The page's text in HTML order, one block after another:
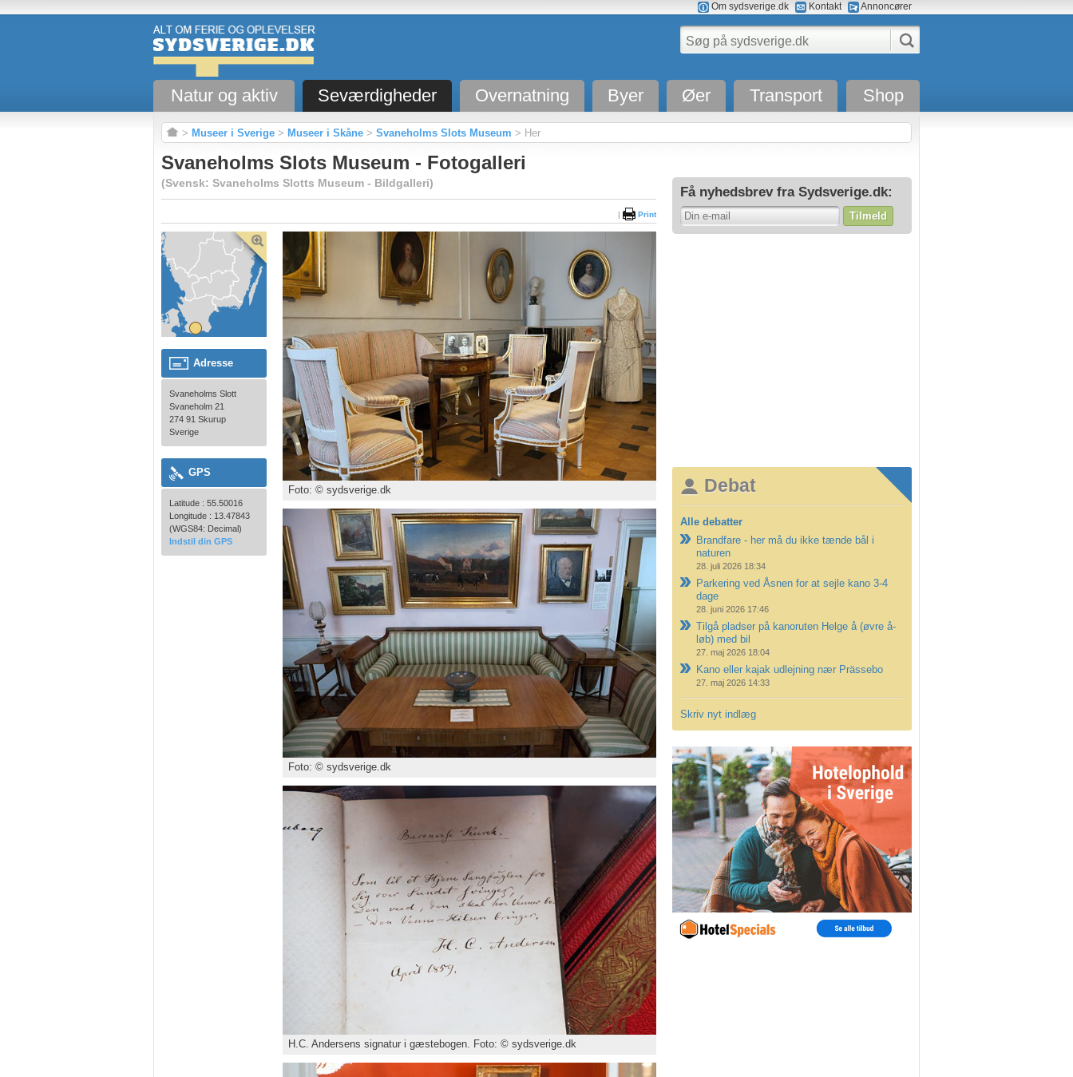
Om sydsverige.dk Kontakt Annoncører
Natur og aktiv Seværdigheder Overnatning Byer Øer Transport Shop
> Museer i Sverige > Museer i Skåne > Svaneholms Slots Museum > Her
Få nyhedsbrev fra Sydsverige.dk:
Tilmeld
Debat
Alle debatter
Brandfare - her må du ikke tænde bål i
naturen
28. juli 2026 18:34
Parkering ved Åsnen for at sejle kano 3-4
dage
28. juni 2026 17:46
Tilgå pladser på kanoruten Helge å (øvre å-
løb) med bil
27. maj 2026 18:04
Kano eller kajak udlejning nær Prässebo
27. maj 2026 14:33
Skriv nyt indlæg
Svaneholms Slots Museum - Fotogalleri
(Svensk: Svaneholms Slotts Museum - Bildgalleri)
| Print
Adresse
Svaneholms Slott
Svaneholm 21
274 91 Skurup
Sverige
GPS
Latitude : 55.50016
Longitude : 13.47843
(WGS84: Decimal)
Indstil din GPS
Foto: © sydsverige.dk
Foto: © sydsverige.dk
H.C. Andersens signatur i gæstebogen. Foto: © sydsverige.dk